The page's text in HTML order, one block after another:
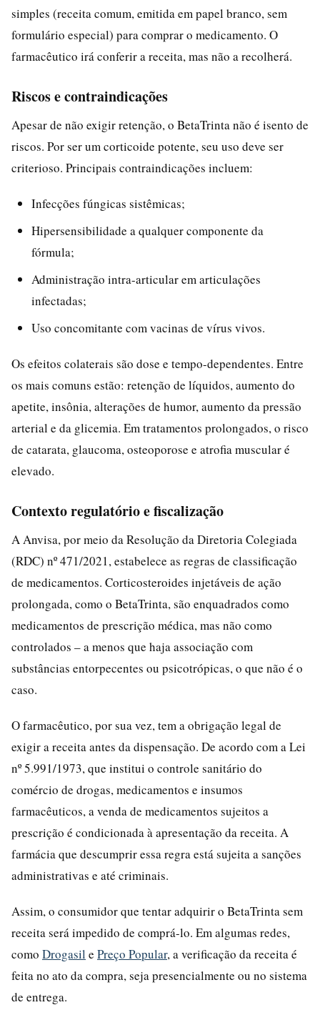
simples (receita comum, emitida em papel branco, sem
formulário especial) para comprar o medicamento. O
farmacêutico irá conferir a receita, mas não a recolherá.
Riscos e contraindicações
Apesar de não exigir retenção, o BetaTrinta não é isento de
riscos. Por ser um corticoide potente, seu uso deve ser
criterioso. Principais contraindicações incluem:
Infecções fúngicas sistêmicas;
Hipersensibilidade a qualquer componente da
fórmula;
Administração intra-articular em articulações
infectadas;
Uso concomitante com vacinas de vírus vivos.
Os efeitos colaterais são dose e tempo-dependentes. Entre
os mais comuns estão: retenção de líquidos, aumento do
apetite, insônia, alterações de humor, aumento da pressão
arterial e da glicemia. Em tratamentos prolongados, o risco
de catarata, glaucoma, osteoporose e atrofia muscular é
elevado.
Contexto regulatório e fiscalização
A Anvisa, por meio da Resolução da Diretoria Colegiada
(RDC) nº 471/2021, estabelece as regras de classificação
de medicamentos. Corticosteroides injetáveis de ação
prolongada, como o BetaTrinta, são enquadrados como
medicamentos de prescrição médica, mas não como
controlados – a menos que haja associação com
substâncias entorpecentes ou psicotrópicas, o que não é o
caso.
O farmacêutico, por sua vez, tem a obrigação legal de
exigir a receita antes da dispensação. De acordo com a Lei
nº 5.991/1973, que institui o controle sanitário do
comércio de drogas, medicamentos e insumos
farmacêuticos, a venda de medicamentos sujeitos a
prescrição é condicionada à apresentação da receita. A
farmácia que descumprir essa regra está sujeita a sanções
administrativas e até criminais.
Assim, o consumidor que tentar adquirir o BetaTrinta sem
receita será impedido de comprá-lo. Em algumas redes,
como Drogasil e Preço Popular, a verificação da receita é
feita no ato da compra, seja presencialmente ou no sistema
de entrega.